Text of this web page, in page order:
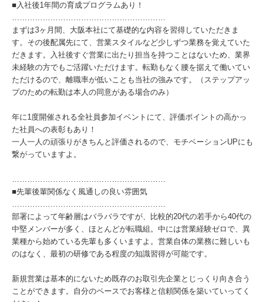
■入社後1年間の育成プログラムあり！
……………………………………………………
まずは3ヶ月間、大阪本社にて基礎的な内容を習得していただきま
す。その後配属先にて、営業スタイルなど少しずつ業務を覚えていた
だきます。入社後すぐ営業に出たり担当を持つことはないため、業界
未経験の方でもご活躍いただけます。転勤もなく腰を据えて働いてい
ただけるので、離職率が低いことも当社の強みです。（ステップアッ
プのための転勤は本人の同意がある場合のみ）
年に1度開催される全社員参加イベントにて、評価ポイントの高かっ
た社員への表彰もあり！
一人一人の頑張りがきちんと評価されるので、モチベーションUPにも
繋がっていますよ。
……………………………………………………
■先輩後輩関係なく風通しの良い雰囲気
……………………………………………………
部署によって年齢層はバラバラですが、比較的20代の若手から40代の
中堅メンバーが多く、ほとんどが転職組。中には営業経験ゼロで、異
業種から始めている先輩も多くいますよ。営業自体の業務に難しいも
のはなく、最初の研修である程度の知識習得が可能です。
新規営業は基本的にないため既存のお取引先企業とじっくり向き合う
ことができます。自分のペースでお客様と信頼関係を築いていってく